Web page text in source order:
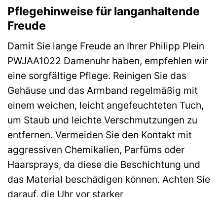
Pflegehinweise für langanhaltende
Freude
Damit Sie lange Freude an Ihrer Philipp Plein
PWJAA1022 Damenuhr haben, empfehlen wir
eine sorgfältige Pflege. Reinigen Sie das
Gehäuse und das Armband regelmäßig mit
einem weichen, leicht angefeuchteten Tuch,
um Staub und leichte Verschmutzungen zu
entfernen. Vermeiden Sie den Kontakt mit
aggressiven Chemikalien, Parfüms oder
Haarsprays, da diese die Beschichtung und
das Material beschädigen können. Achten Sie
darauf, die Uhr vor starker